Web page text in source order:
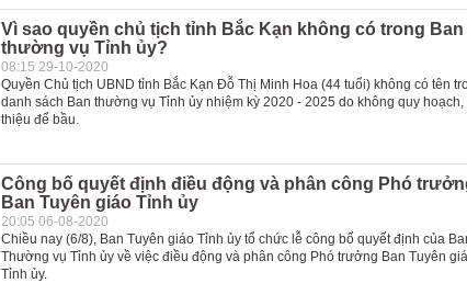
Vì sao quyền chủ tịch tỉnh Bắc Kạn không có trong Ban
thường vụ Tỉnh ủy?
08:15 29-10-2020
Quyền Chủ tịch UBND tỉnh Bắc Kạn Đỗ Thị Minh Hoa (44 tuổi) không có tên
danh sách Ban thường vụ Tỉnh ủy nhiệm kỳ 2020 - 2025 do không quy hoạch,
thiệu để bầu.
Công bố quyết định điều động và phân công Phó
Ban Tuyên giáo Tỉnh ủy
20:05 06-08-2020
Chiều nay (6/8), Ban Tuyên giáo Tỉnh ủy tổ chức lễ công bố quyết định của
Thường vụ Tỉnh ủy về việc điều động và phân công Phó trưởng Ban Tuyên
Tỉnh ủy.